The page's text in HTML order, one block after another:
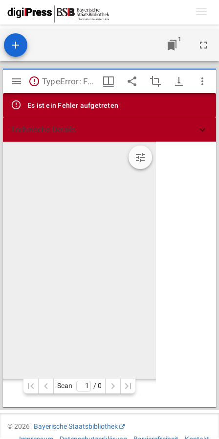
1
Mirador
Viewer
TypeError: Failed to fetch
Es ist ein Fehler aufgetreten
Technische Details
Scan / 0
©2026
Bayerische Staatsbibliothek